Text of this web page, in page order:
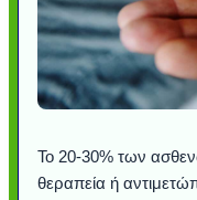
Το 20-30% των
θεραπεία ή